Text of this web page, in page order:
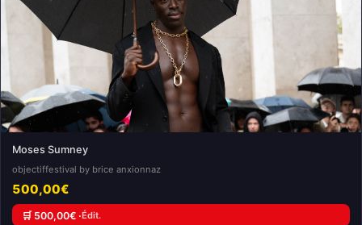
Moses Sumney
objectiffestival by brice anxionnaz
500,00€
🛒 500,00€ ·Édit.